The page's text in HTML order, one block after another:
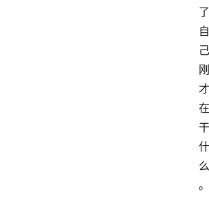
了
自
己
刚
才
在
干
什
么
。